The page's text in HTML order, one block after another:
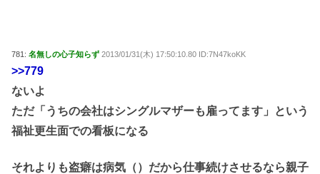
781: 名無しの心子知らず 2013/01/31(木) 17:50:10.80 ID:7N47koKK
>>779
ないよ
ただ「うちの会社はシングルマザーも雇ってます」という
福祉更生面での看板になる
それよりも盗癖は病気（）だから仕事続けさせるなら親子